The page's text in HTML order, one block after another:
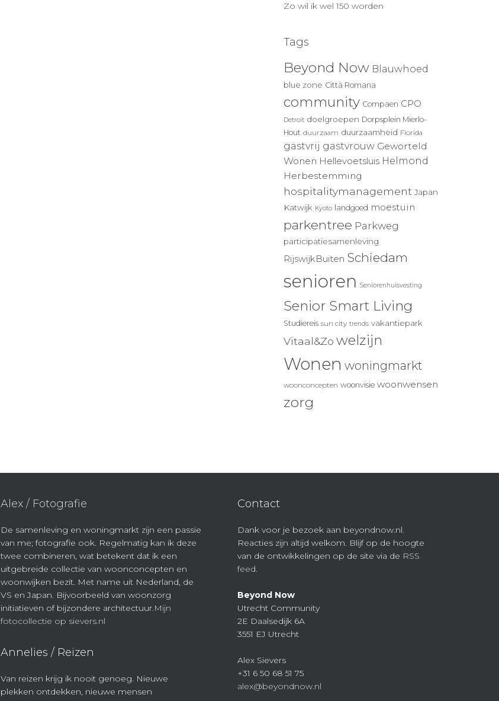
Zo wil ik wel 150 worden
Tags
Beyond Now Blauwhoed
blue zone Città Romana
community Compaen CPO
Detroit doelgroepen Dorpsplein Mierlo-
Hout duurzaam duurzaamheid Florida
gastvrij gastvrouw Geworteld
Wonen Hellevoetsluis Helmond
Herbestemming
hospitalitymanagement Japan
Katwijk Kyoto landgoed moestuin
parkentree Parkweg
participatiesamenleving
RijswijkBuiten Schiedam
senioren Seniorenhuisvesting
Senior Smart Living
Studiereis sun city trends vakantiepark
Vitaal&Zo welzijn
Wonen woningmarkt
woonconcepten woonvisie woonwensen
zorg
Alex / Fotografie
De samenleving en woningmarkt zijn een passie
van me; fotografie ook. Regelmatig kan ik deze
twee combineren, wat betekent dat ik een
uitgebreide collectie van woonconcepten en
woonwijken bezit. Met name uit Nederland, de
VS en Japan. Bijvoorbeeld van woonzorg
initiatieven of bijzondere architectuur.Mijn
fotocollectie op sievers.nl
Annelies / Reizen
Van reizen krijg ik nooit genoeg. Nieuwe
plekken ontdekken, nieuwe mensen
Contact
Dank voor je bezoek aan beyondnow.nl.
Reacties zijn altijd welkom. Blijf op de hoogte
van de ontwikkelingen op de site via de RSS
feed.
Beyond Now
Utrecht Community
2E Daalsedijk 6A
3551 EJ Utrecht
Alex Sievers
+31 6 50 68 51 75
alex@beyondnow.nl